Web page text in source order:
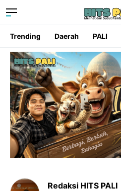
Trending Daerah PALI
Redaksi HITS PALI